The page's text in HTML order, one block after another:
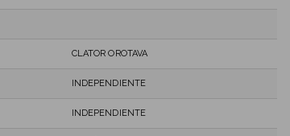
CLATOR OROTAVA
INDEPENDIENTE
INDEPENDIENTE